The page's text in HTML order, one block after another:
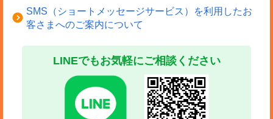
SMS（ショートメッセージサービス）を利用したお
客さまへのご案内について
LINEでもお気軽にご相談ください